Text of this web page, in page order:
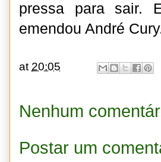
pressa para sair.
emendou André
at 20:05
Nenhum
Postar um